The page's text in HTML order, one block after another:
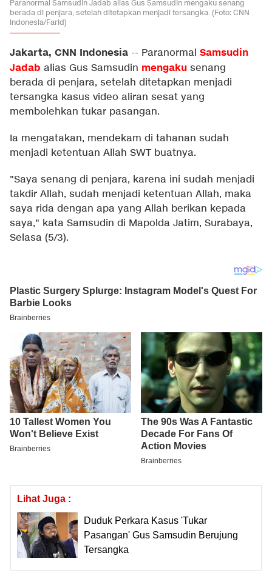
Paranormal Samsudin Jadab alias Gus Samsudin mengaku senang
berada di penjara, setelah ditetapkan menjadi tersangka. (Foto: CNN
Indonesia/Farid)
Jakarta, CNN Indonesia -- Paranormal Samsudin
Jadab alias Gus Samsudin mengaku senang
berada di penjara, setelah ditetapkan menjadi
tersangka kasus video aliran sesat yang
membolehkan tukar pasangan.
Ia mengatakan, mendekam di tahanan sudah
menjadi ketentuan Allah SWT buatnya.
"Saya senang di penjara, karena ini sudah menjadi
takdir Allah, sudah menjadi ketentuan Allah, maka
saya rida dengan apa yang Allah berikan kepada
saya," kata Samsudin di Mapolda Jatim, Surabaya,
Selasa (5/3).
Lihat Juga :
Duduk Perkara Kasus 'Tukar
Pasangan' Gus Samsudin Berujung
Tersangka